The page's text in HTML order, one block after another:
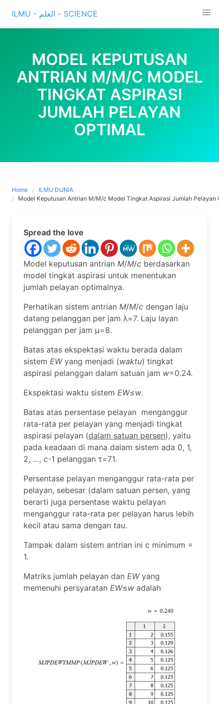
content
ILMU - العلم - SCIENCE
MODEL KEPUTUSAN
ANTRIAN M/M/C MODEL
TINGKAT ASPIRASI
JUMLAH PELAYAN
OPTIMAL
Home
ILMU DUNIA
Model Keputusan Antrian M/M/c Model Tingkat Aspirasi Jumlah Pelayan
Spread the love
Model keputusan antrian M/M/c berdasarkan
model tingkat aspirasi untuk menentukan
jumlah pelayan optimalnya.
Perhatikan sistem antrian M/M/c dengan laju
datang pelanggan per jam λ=7. Laju layan
pelanggan per jam μ=8.
Batas atas ekspektasi waktu berada dalam
sistem EWyang menjadi (waktu) tingkat
aspirasi pelanggan dalam satuan jam w=0.24.
Ekspektasi waktu sistem EW≤w.
Batas atas persentase pelayan menganggur
rata-rata per pelayan yang menjadi tingkat
aspirasi pelayan (dalam satuan persen), yaitu
pada keadaan di mana dalam sistem ada 0, 1,
2, …, c-1 pelanggan τ=71.
Persentase pelayan menganggur rata-rata per
pelayan, sebesar (dalam satuan persen, yang
berarti juga persentase waktu pelayan
menganggur rata-rata per pelayan harus lebih
kecil atau sama dengan tau.
Tampak dalam sistem antrian ini c minimum =
1.
Matriks jumlah pelayan dan EWyang
memenuhi persyaratan EW≤w adalah